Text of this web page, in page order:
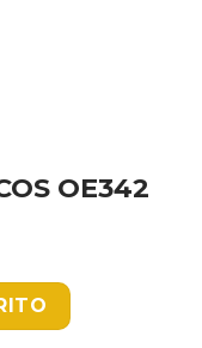
OE342
cantidad